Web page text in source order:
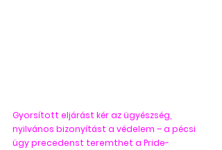
Gyorsított eljárást kér az ügyészség,
nyilvános bizonyítást a védelem – a pécsi
ügy precedenst teremthet a Pride-